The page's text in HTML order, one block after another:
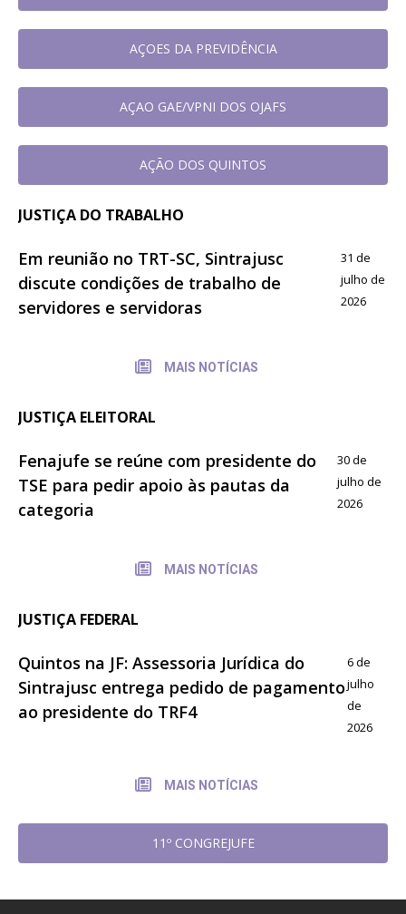
AÇOES DA PREVIDÊNCIA
AÇAO GAE/VPNI DOS OJAFS
AÇÃO DOS QUINTOS
JUSTIÇA DO TRABALHO
Em reunião no TRT-SC, Sintrajusc
discute condições de trabalho de
servidores e servidoras
31 de
julho de
2026
MAIS NOTÍCIAS
JUSTIÇA ELEITORAL
Fenajufe se reúne com presidente do
TSE para pedir apoio às pautas da
categoria
30 de
julho de
2026
MAIS NOTÍCIAS
JUSTIÇA FEDERAL
Quintos na JF: Assessoria Jurídica do
Sintrajusc entrega pedido de pagamento
ao presidente do TRF4
6 de
julho
de
2026
MAIS NOTÍCIAS
11º CONGREJUFE